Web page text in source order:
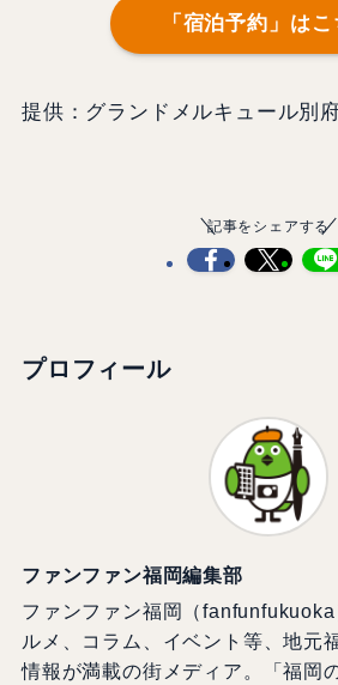
「宿泊予約」はこ
提供：グランドメルキュール別
記事をシェアする
プロフィール
ファンファン福岡編集部
ファンファン福岡（
ルメ、コラム、イベント等、地元
情報が満載の街メディア。「福岡